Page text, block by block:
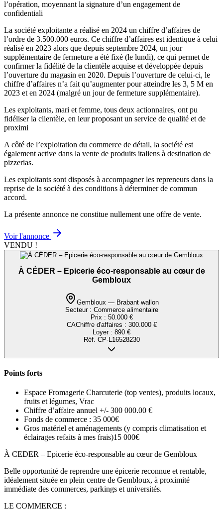
l’opération, moyennant la signature d’un engagement de
confidentiali
La société exploitante a réalisé en 2024 un chiffre d’affaires de
l’ordre de 3.500.000 euros. Ce chiffre d’affaires est identique à celui
réalisé en 2023 alors que depuis septembre 2024, un jour
supplémentaire de fermeture a été fixé (le lundi), ce qui permet de
confirmer la fidélité de la clientèle acquise et développée depuis
l’ouverture du magasin en 2020. Depuis l’ouverture de celui-ci, le
chiffre d’affaires n’a fait qu’augmenter pour atteindre les 3, 5 M en
2023 et en 2024 (malgré un jour de fermeture supplémentaire).
Les exploitants, mari et femme, tous deux actionnaires, ont pu
fidéliser la clientèle, en leur proposant un service de qualité et de
proximi
A côté de l’exploitation du commerce de détail, la société est
également active dans la vente de produits italiens à destination de
pizzerias.
Les exploitants sont disposés à accompagner les repreneurs dans la
reprise de la société à des conditions à déterminer de commun
accord.
La présente annonce ne constitue nullement une offre de vente.
Voir l'annonce
VENDU !
À CÉDER – Epicerie éco-responsable au cœur de
Gembloux
Gembloux — Brabant wallon
Secteur : Commerce alimentaire
Prix : 50.000 €
CAChiffre d'affaires : 300.000 €
Loyer : 890 €
Réf. CP-L16528230
Points forts
Espace Fromagerie Charcuterie (top ventes), produits locaux,
fruits et légumes, Vrac
Chiffre d’affaire annuel +/- 300 000.00 €
Fonds de commerce : 35 000€
Gros matériel et aménagements (y compris climatisation et
éclairages refaits à mes frais)15 000€
À CEDER – Epicerie éco-responsable au cœur de Gembloux
Belle opportunité de reprendre une épicerie reconnue et rentable,
idéalement située en plein centre de Gembloux, à proximité
immédiate des commerces, parkings et universités.
LE COMMERCE :